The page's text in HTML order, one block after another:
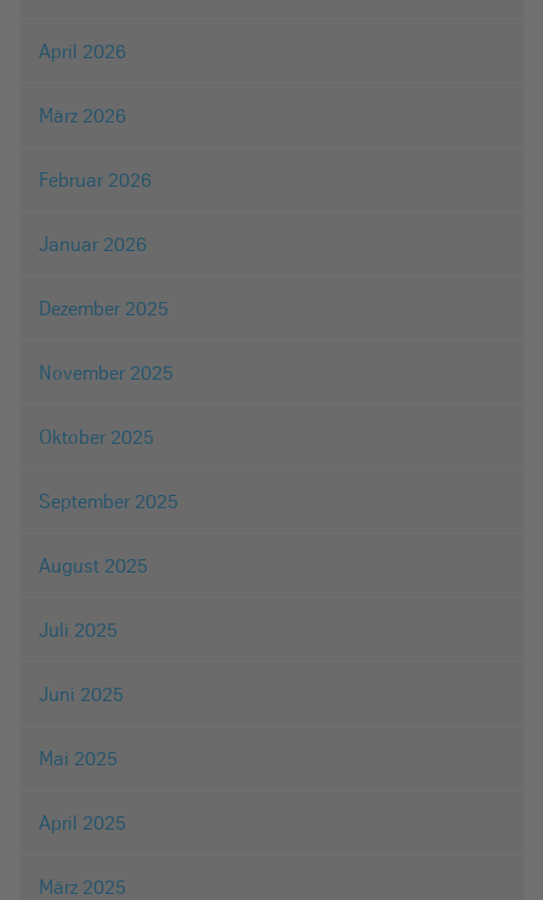
April 2026
März 2026
Februar 2026
Januar 2026
Dezember 2025
November 2025
Oktober 2025
September 2025
August 2025
Juli 2025
Juni 2025
Mai 2025
April 2025
März 2025